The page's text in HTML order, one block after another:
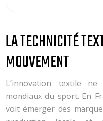
LA TECHNICITÉ
MOUVEMENT
L’innovation textile
mondiaux du sport. En
voit émerger des